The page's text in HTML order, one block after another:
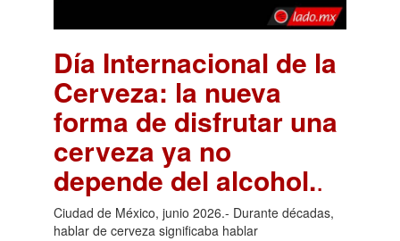
Día Internacional de la
Cerveza: la nueva
forma de disfrutar una
cerveza ya no
depende del alcohol..
Ciudad de México, junio 2026.- Durante décadas,
hablar de cerveza significaba hablar